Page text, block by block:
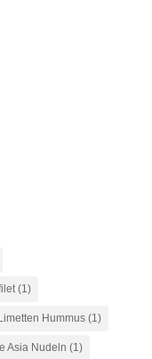
(1)
Hummus(1)
Asia Nudeln (1)